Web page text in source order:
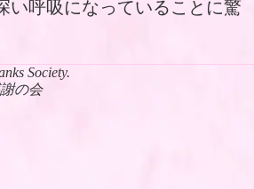
い呼吸になっていることに驚
Society.
の会